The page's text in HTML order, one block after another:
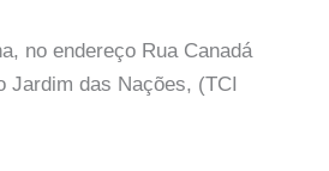
no endereço Rua Canadá
Jardim das Nações, (TCI